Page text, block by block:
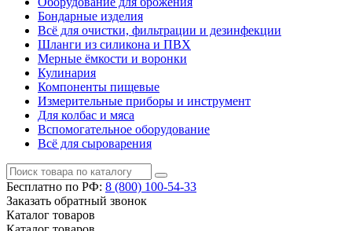
Бондарные изделия
Всё для очистки, фильтрации и дезинфекции
Шланги из силикона и ПВХ
Мерные ёмкости и воронки
Кулинария
Компоненты пищевые
Измерительные приборы и инструмент
Для колбас и мяса
Вспомогательное оборудование
Всё для сыроварения
Бесплатно по РФ: 8 (800) 100-54-33
Заказать обратный звонок
Каталог товаров